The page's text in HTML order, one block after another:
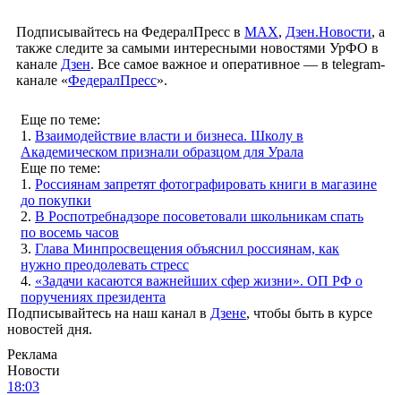
Подписывайтесь на ФедералПресс в МАХ, Дзен.Новости, а
также следите за самыми интересными новостями УрФО в
канале Дзен. Все самое важное и оперативное — в telegram-
канале «ФедералПресс».
Еще по теме:
1. Взаимодействие власти и бизнеса. Школу в
Академическом признали образцом для Урала
Еще по теме:
1. Россиянам запретят фотографировать книги в магазине
до покупки
2. В Роспотребнадзоре посоветовали школьникам спать
по восемь часов
3. Глава Минпросвещения объяснил россиянам, как
нужно преодолевать стресс
4. «Задачи касаются важнейших сфер жизни». ОП РФ о
поручениях президента
Подписывайтесь на наш канал в Дзене, чтобы быть в курсе
новостей дня.
Реклама
Новости
18:03